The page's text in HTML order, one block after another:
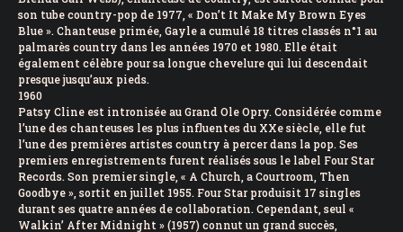
son tube country-pop de 1977, « Don’t It Make My Brown Eyes
Blue ». Chanteuse primée, Gayle a cumulé 18 titres classés n°1 au
palmarès country dans les années 1970 et 1980. Elle était
également célèbre pour sa longue chevelure qui lui descendait
presque jusqu’aux pieds.
1960
Patsy Cline est intronisée au Grand Ole Opry. Considérée comme
l’une des chanteuses les plus influentes du XXe siècle, elle fut
l’une des premières artistes country à percer dans la pop. Ses
premiers enregistrements furent réalisés sous le label Four Star
Records. Son premier single, « A Church, a Courtroom, Then
Goodbye », sortit en juillet 1955. Four Star produisit 17 singles
durant ses quatre années de collaboration. Cependant, seul «
Walkin’ After Midnight » (1957) connut un grand succès,